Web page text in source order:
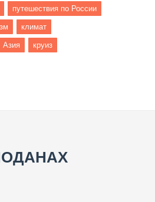
путешествия по России
климат
Азия круиз